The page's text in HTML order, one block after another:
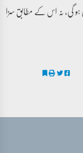
گی، نہ اس کے مطابق سزا